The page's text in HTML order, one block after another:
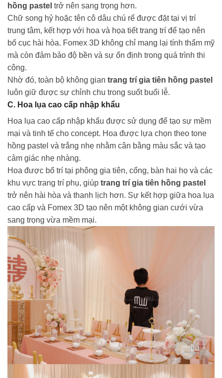
hồng pastel trở nên sang trọng hơn.
Chữ song hỷ hoặc tên cô dâu chú rể được đặt tại vị trí
trung tâm, kết hợp với hoa và họa tiết trang trí để tạo nên
bố cục hài hòa. Fomex 3D không chỉ mang lại tính thẩm mỹ
mà còn đảm bảo độ bền và sự ổn định trong quá trình thi
công.
Nhờ đó, toàn bộ không gian trang trí gia tiên hồng pastel
luôn giữ được sự chỉnh chu trong suốt buổi lễ.
C. Hoa lụa cao cấp nhập khẩu
Hoa lụa cao cấp nhập khẩu được sử dụng để tạo sự mềm
mại và tinh tế cho concept. Hoa được lựa chọn theo tone
hồng pastel và trắng nhẹ nhằm cân bằng màu sắc và tạo
cảm giác nhẹ nhàng.
Hoa được bố trí tại phông gia tiên, cổng, bàn hai họ và các
khu vực trang trí phụ, giúp trang trí gia tiên hồng pastel
trở nên hài hòa và thanh lịch hơn. Sự kết hợp giữa hoa lụa
cao cấp và Fomex 3D tạo nên một không gian cưới vừa
sang trọng vừa mềm mại.